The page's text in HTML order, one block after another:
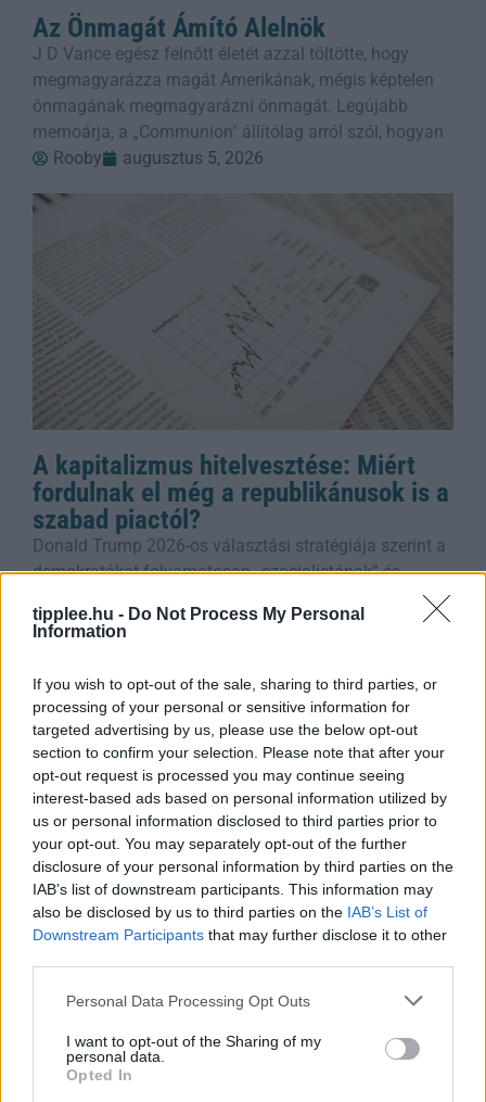
tipplee.hu - Do Not Process My Personal
Information
If you wish to opt-out of the sale, sharing to third parties, or
processing of your personal or sensitive information for
targeted advertising by us, please use the below opt-out
section to confirm your selection. Please note that after your
opt-out request is processed you may continue seeing
interest-based ads based on personal information utilized by
us or personal information disclosed to third parties prior to
your opt-out. You may separately opt-out of the further
disclosure of your personal information by third parties on the
IAB’s list of downstream participants. This information may
also be disclosed by us to third parties on the IAB’s List of
Downstream Participants that may further disclose it to other
Personal Data Processing Opt Outs
I want to opt-out of the Sharing of my
personal data.
Opted In
Az Önmagát Ámító Alelnök
J D Vance egész felnőtt életét azzal töltötte, hogy
megmagyarázza magát Amerikának, mégis képtelen
önmagának megmagyarázni önmagát. Legújabb
memoárja, a „Communion" állítólag arról szól, hogyan
Rooby
augusztus 5, 2026
A kapitalizmus hitelvesztése: Miért
fordulnak el még a republikánusok is a
szabad piactól?
Donald Trump 2026-os választási stratégiája szerint a
demokratákat folyamatosan „szocialistának” és
közvélemény-kutatások szerint a kapitalizmusba vetett
Rooby
augusztus 5, 2026
Töltőállomás Árcsökkentésben
Ha rendet szeretnél tenni az éjjeliszekrényeden, és
egyszerre akár három kütyüt is gyorsan tölteni, az
Anker Prime vezeték nélküli töltőállomása erre a